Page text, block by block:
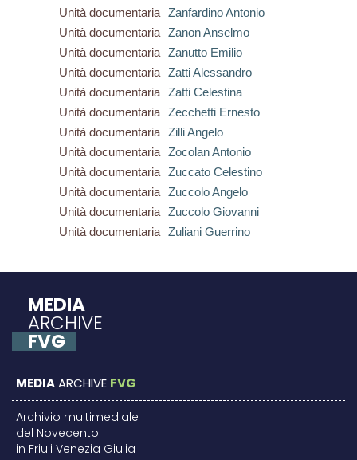
Unità documentaria
Zanfardino Antonio
Unità documentaria
Zanon Anselmo
Unità documentaria
Zanutto Emilio
Unità documentaria
Zatti Alessandro
Unità documentaria
Zatti Celestina
Unità documentaria
Zecchetti Ernesto
Unità documentaria
Zilli Angelo
Unità documentaria
Zocolan Antonio
Unità documentaria
Zuccato Celestino
Unità documentaria
Zuccolo Angelo
Unità documentaria
Zuccolo Giovanni
Unità documentaria
Zuliani Guerrino
MEDIA
ARCHIVE
FVG
MEDIAARCHIVE FVG
Archivio multimediale
del Novecento
in Friuli Venezia Giulia